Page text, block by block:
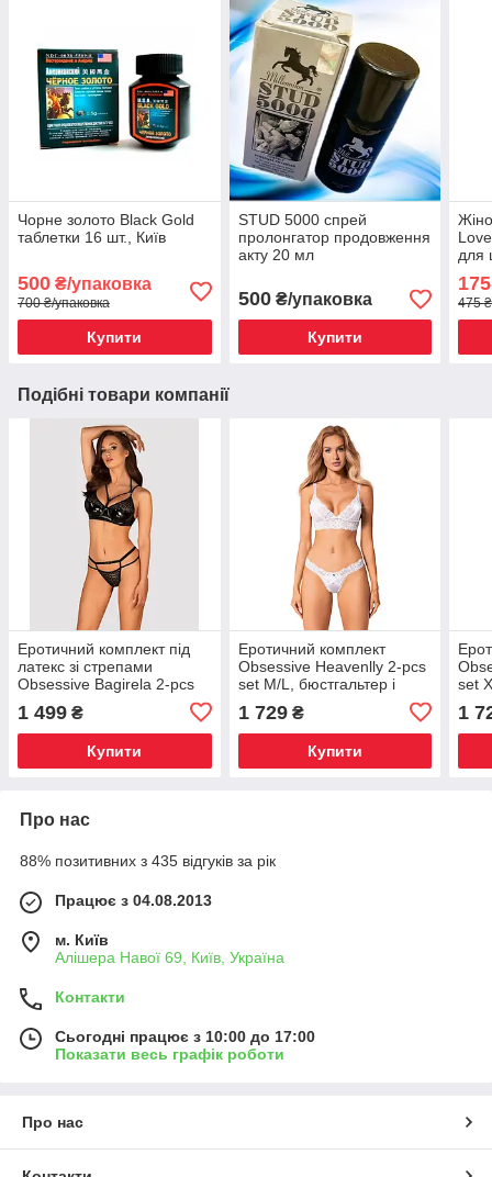
Чорне золото Black Gold
таблетки 16 шт., Київ
500 ₴/упаковка
700 ₴/упаковка
Купити
STUD 5000 спрей
пролонгатор продовження
акту 20 мл
500₴/упаковка
Купити
для
175
475
Подібні товари компанії
Еротичний комплект під
латекс зі стрепами
Obsessive Bagirela 2-pcs
леопард, б, Київ
1 499 ₴
Купити
Еротичний комплект
Obsessive Heavenlly 2-pcs
set M/L, бюстгальтер і
1 729₴
Купити
set
1
Про нас
88% позитивних з 435 відгуків за рік
Працює з 04.08.2013
м. Київ
Алішера Навої 69, Київ, Україна
Контакти
Сьогодні працює з 10:00 до 17:00
Показати весь графік роботи
Про нас